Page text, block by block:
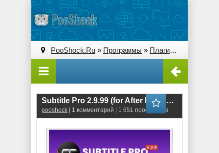
PooShock.Ru » Программы » Плагины (Plug-ins)
Subtitle Pro 2.9.99 (for After Effects & Premiere Pro)
pooshock | 1 комментарий | 1 651 просмотров